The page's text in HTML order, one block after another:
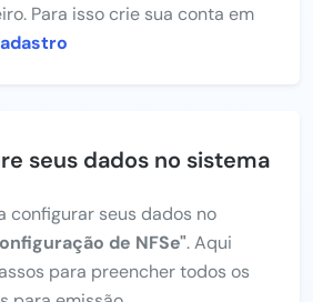
Para isso crie sua conta em
seus dados no sistema
configurar seus dados no
de NFSe". Aqui
para preencher todos os